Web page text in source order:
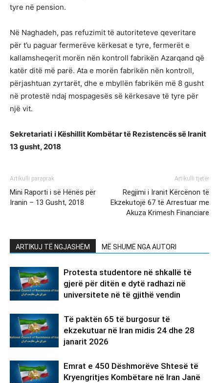
tyre në pension.
Në Naghadeh, pas refuzimit të autoriteteve qeveritare
për t’u paguar fermerëve kërkesat e tyre, fermerët e
kallamsheqerit morën nën kontroll fabrikën Azarqand që
katër ditë më parë. Ata e morën fabrikën nën kontroll,
përjashtuan zyrtarët, dhe e mbyllën fabrikën më 8 gusht
në protestë ndaj mospagesës së kërkesave të tyre për
një vit.
Sekretariati i Këshillit Kombëtar të Rezistencës së Iranit
13 gusht, 2018
Artikulli paraprak
Mini Raporti i së Hënës për
Iranin – 13 Gusht, 2018
Artikulli tjetër
Regjimi i Iranit Kërcënon të
Ekzekutojë 67 të Arrestuar me
Akuza Krimesh Financiare
ARTIKUJ TË NGJASHËM MË SHUMË NGA AUTORI
Protesta studentore në shkallë të
gjerë për ditën e dytë radhazi në
universitete në të gjithë vendin
Të paktën 65 të burgosur të
ekzekutuar në Iran midis 24 dhe 28
janarit 2026
Emrat e 450 Dëshmorëve Shtesë të
Kryengritjes Kombëtare në Iran Janë